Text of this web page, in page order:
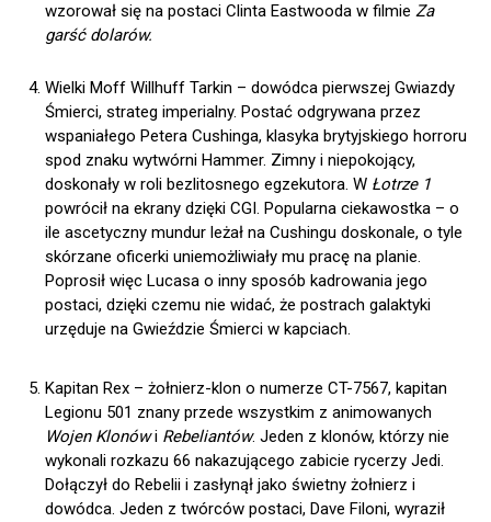
wzorował się na postaci Clinta Eastwooda w filmie Za
garść dolarów.
Wielki Moff Willhuff Tarkin – dowódca pierwszej Gwiazdy
Śmierci, strateg imperialny. Postać odgrywana przez
wspaniałego Petera Cushinga, klasyka brytyjskiego horroru
spod znaku wytwórni Hammer. Zimny i niepokojący,
doskonały w roli bezlitosnego egzekutora. W Łotrze 1
powrócił na ekrany dzięki CGI. Popularna ciekawostka – o
ile ascetyczny mundur leżał na Cushingu doskonale, o tyle
skórzane oficerki uniemożliwiały mu pracę na planie.
Poprosił więc Lucasa o inny sposób kadrowania jego
postaci, dzięki czemu nie widać, że postrach galaktyki
urzęduje na Gwieździe Śmierci w kapciach.
Kapitan Rex – żołnierz-klon o numerze CT-7567, kapitan
Legionu 501 znany przede wszystkim z animowanych
Wojen Klonówi Rebeliantów. Jeden z klonów, którzy nie
wykonali rozkazu 66 nakazującego zabicie rycerzy Jedi.
Dołączył do Rebelii i zasłynął jako świetny żołnierz i
dowódca. Jeden z twórców postaci, Dave Filoni, wyraził